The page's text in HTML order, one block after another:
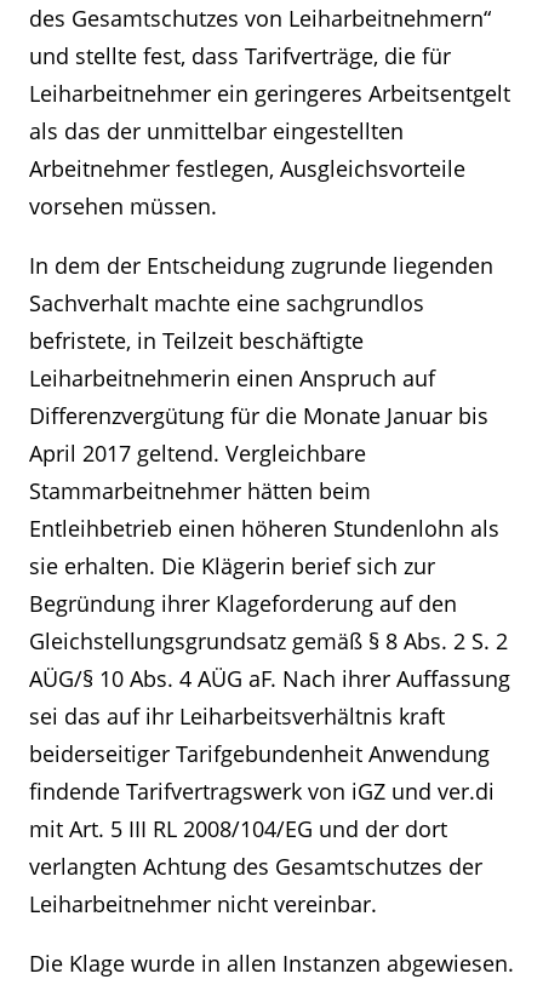
des Gesamtschutzes von Leiharbeitnehmern“
und stellte fest, dass Tarifverträge, die für
Leiharbeitnehmer ein geringeres Arbeitsentgelt
als das der unmittelbar eingestellten
Arbeitnehmer festlegen, Ausgleichsvorteile
vorsehen müssen.
In dem der Entscheidung zugrunde liegenden
Sachverhalt machte eine sachgrundlos
befristete, in Teilzeit beschäftigte
Leiharbeitnehmerin einen Anspruch auf
Differenzvergütung für die Monate Januar bis
April 2017 geltend. Vergleichbare
Stammarbeitnehmer hätten beim
Entleihbetrieb einen höheren Stundenlohn als
sie erhalten. Die Klägerin berief sich zur
Begründung ihrer Klageforderung auf den
Gleichstellungsgrundsatz gemäß § 8 Abs. 2 S. 2
AÜG/§ 10 Abs. 4 AÜG aF. Nach ihrer Auffassung
sei das auf ihr Leiharbeitsverhältnis kraft
beiderseitiger Tarifgebundenheit Anwendung
findende Tarifvertragswerk von iGZ und ver.di
mit Art. 5 III RL 2008/104/EG und der dort
verlangten Achtung des Gesamtschutzes der
Leiharbeitnehmer nicht vereinbar.
Die Klage wurde in allen Instanzen abgewiesen.